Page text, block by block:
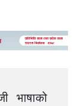
भाषाको